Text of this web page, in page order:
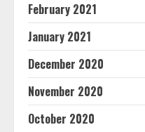
February 2021
January 2021
December 2020
November 2020
October 2020